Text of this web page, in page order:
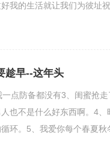
我的生活就让我们为彼址祝
趁早--这年头
点防备都没有3、闺蜜抢走
也不是什么好东西啊。4、
环。5、我爱你每个春夏秋